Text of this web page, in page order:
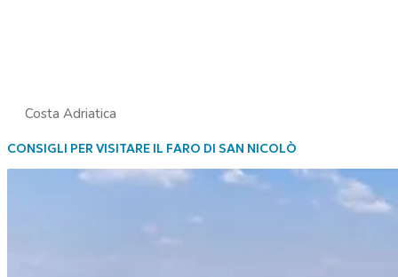
Costa Adriatica
CONSIGLI PER VISITARE IL FARO DI SAN NICOLÒ